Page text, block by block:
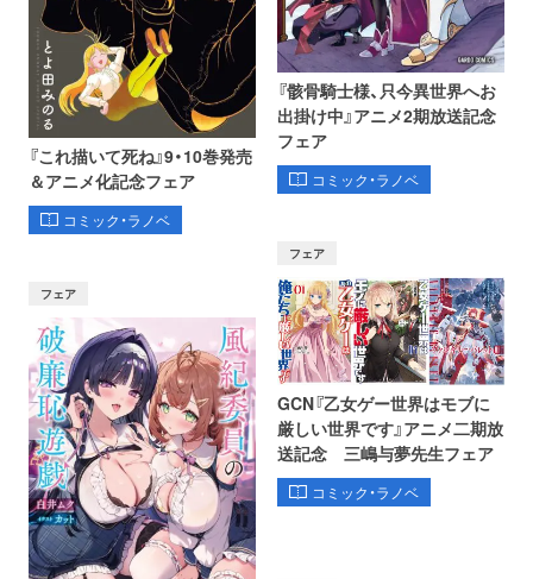
『これ描いて死ね』9・10巻発売
＆アニメ化記念フェア
コミック・ラノベ
『骸骨騎士様、只今異世界へお
出掛け中』アニメ2期放送記念
フェア
コミック・ラノベ
フェア
フェア
GCN『乙女ゲー世界はモブに
厳しい世界です』アニメ二期放
送記念 三嶋与夢先生フェア
コミック・ラノベ